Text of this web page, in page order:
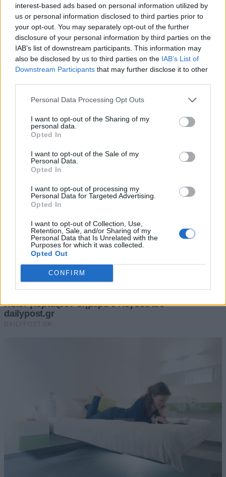
interest-based ads based on personal information utilized by
us or personal information disclosed to third parties prior to
your opt-out. You may separately opt-out of the further
disclosure of your personal information by third parties on the
IAB’s list of downstream participants. This information may
also be disclosed by us to third parties on the IAB’s List of
Downstream Participants that may further disclose it to other
Personal Data Processing Opt Outs
I want to opt-out of the Sharing of my
personal data.
Opted In
I want to opt-out of the Sale of my
Personal Data.
Opted In
I want to opt-out of processing my
Personal Data for Targeted Advertising.
Opted In
I want to opt-out of Collection, Use,
Retention, Sale, and/or Sharing of my
Personal Data that Is Unrelated with the
Purposes for which it was collected.
Opted Out
CONFIRM